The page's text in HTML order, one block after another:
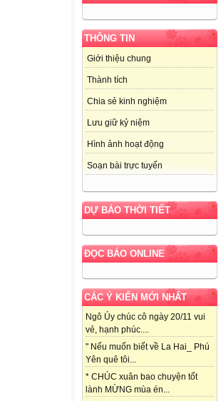
THÔNG TIN
Giới thiệu chung
Thành tích
Chia sẻ kinh nghiệm
Lưu giữ kỷ niệm
Hình ảnh hoạt động
Soạn bài trực tuyến
DỰ BÁO THỜI TIẾT
ĐỌC BÁO ONLINE
CÁC Ý KIẾN MỚI NHẤT
Ngô Úy chúc cô ngày 20/11 vui
vẻ, hạnh phúc....
" Nếu muốn biết về La Hai_ Phú
Yên quê tôi...
* CHÚC xuân bao chuyện tốt
lành MỪNG mùa én...